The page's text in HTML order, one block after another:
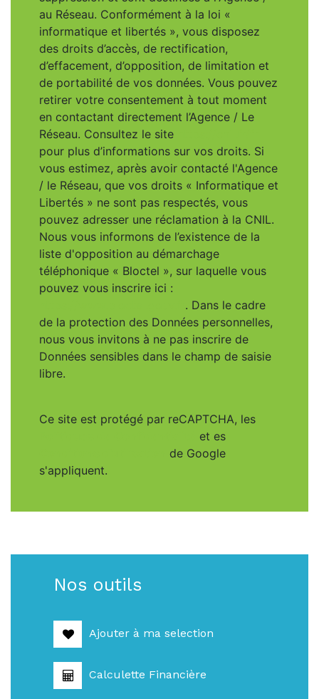
au Réseau. Conformément à la loi «
informatique et libertés », vous disposez
des droits d’accès, de rectification,
d’effacement, d’opposition, de limitation et
de portabilité de vos données. Vous pouvez
retirer votre consentement à tout moment
en contactant directement l’Agence / Le
Réseau. Consultez le site
pour plus d’informations sur vos droits. Si
vous estimez, après avoir contacté l'Agence
/ le Réseau, que vos droits « Informatique et
Libertés » ne sont pas respectés, vous
pouvez adresser une réclamation à la CNIL.
Nous vous informons de l’existence de la
liste d'opposition au démarchage
téléphonique « Bloctel », sur laquelle vous
pouvez vous inscrire ici :
. Dans le cadre
de la protection des Données personnelles,
nous vous invitons à ne pas inscrire de
Données sensibles dans le champ de saisie
libre.
Ce site est protégé par reCAPTCHA, les
et es
de Google
s'appliquent.
Nos outils
Ajouter à ma selection
Calculette Financière